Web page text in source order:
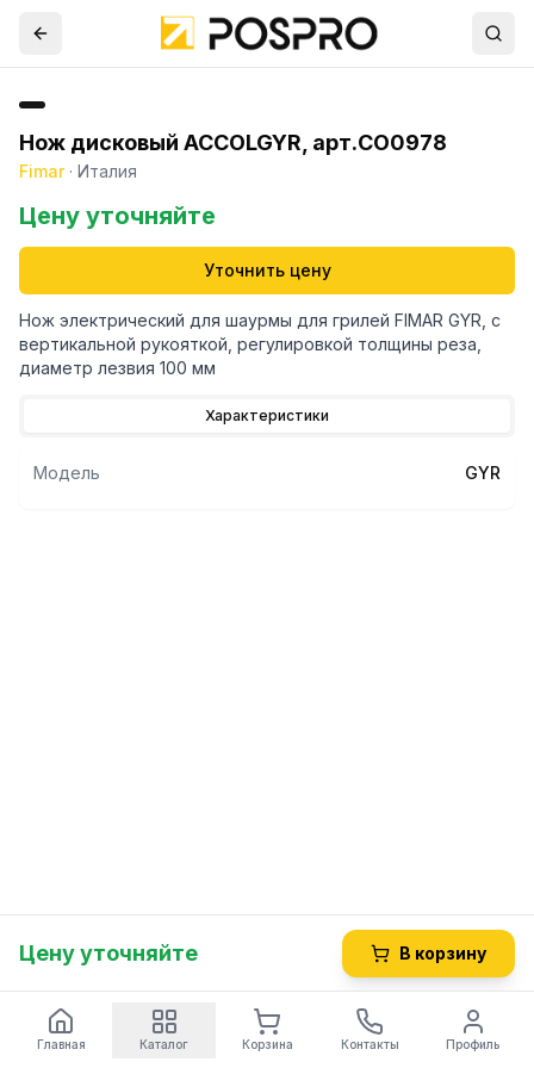
Нож дисковый ACCOLGYR, арт.CO0978
Fimar· Италия
Цену уточняйте
Уточнить цену
Нож электрический для шаурмы для грилей FIMAR GYR, с
вертикальной рукояткой, регулировкой толщины реза,
диаметр лезвия 100 мм
Характеристики
Модель GYR
Цену уточняйте В корзину
Главная Каталог Корзина Контакты Профиль